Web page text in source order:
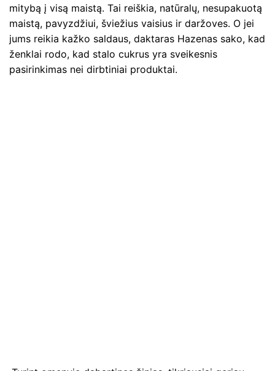
mitybą į visą maistą. Tai reiškia, natūralų, nesupakuotą
maistą, pavyzdžiui, šviežius vaisius ir daržoves. O jei
jums reikia kažko saldaus, daktaras Hazenas sako, kad
ženklai rodo, kad stalo cukrus yra sveikesnis
pasirinkimas nei dirbtiniai produktai.